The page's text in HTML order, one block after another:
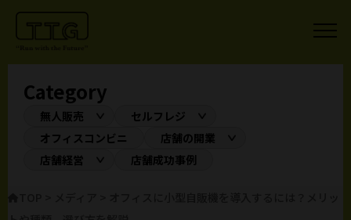
Category
無人販売
セルフレジ
オフィスコンビニ
店舗の開業
店舗経営
店舗成功事例